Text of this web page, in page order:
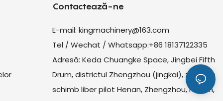
Contactează-ne
E-mail: kingmachinery@163.com
Tel / Wechat / Whatsapp:+86 18137122335
Adresă: Keda Chuangke Space, Jingbei Fifth
Drum, districtul Zhengzhou (jingkai), zona de
schimb liber pilot Henan, Zhengzhou, Henan,